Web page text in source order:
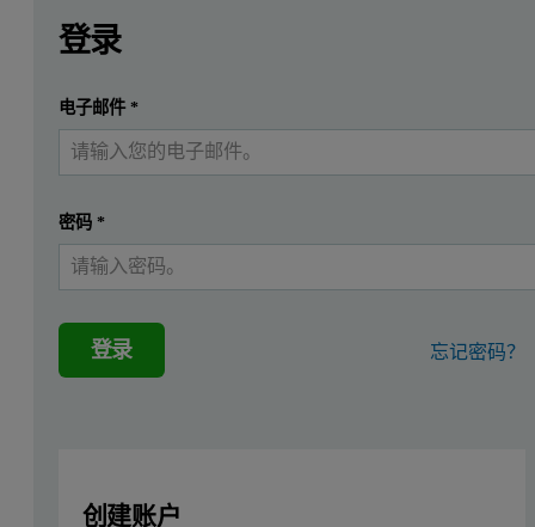
提交 我已经有一个帐户
登录
电子邮件*
密码 *
登录 忘记密码？
创建账户